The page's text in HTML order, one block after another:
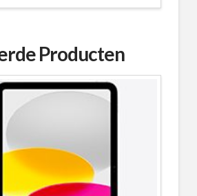
Producten